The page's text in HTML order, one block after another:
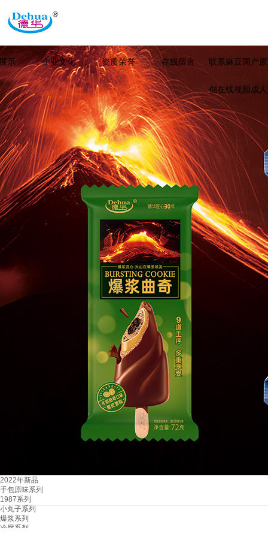
示 企业文化 资质荣誉 在线留言 联系麻豆国产原
创在线视频成人
2022年新品
手包原味系列
1987系列
小丸子系列
爆浆系列
冷唇系列